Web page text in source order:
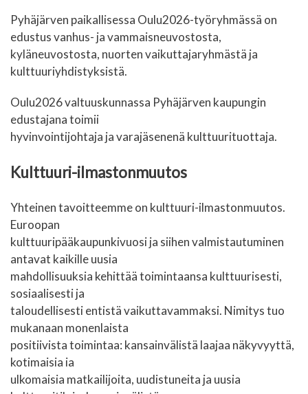
Pyhäjärven paikallisessa Oulu2026-työryhmässä on
edustus vanhus- ja vammaisneuvostosta,
kyläneuvostosta, nuorten vaikuttajaryhmästä ja
kulttuuriyhdistyksistä.
Oulu2026 valtuuskunnassa Pyhäjärven kaupungin
edustajana toimii
hyvinvointijohtaja ja varajäsenenä kulttuurituottaja.
Kulttuuri-ilmastonmuutos
Yhteinen tavoitteemme on kulttuuri-ilmastonmuutos.
Euroopan
kulttuuripääkaupunkivuosi ja siihen valmistautuminen
antavat kaikille uusia
mahdollisuuksia kehittää toimintaansa kulttuurisesti,
sosiaalisesti ja
taloudellisesti entistä vaikuttavammaksi. Nimitys tuo
mukanaan monenlaista
positiivista toimintaa: kansainvälistä laajaa näkyvyyttä,
kotimaisia ia
ulkomaisia matkailijoita, uudistuneita ja uusia